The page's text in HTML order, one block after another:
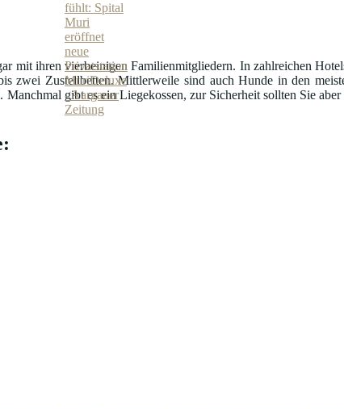
mit ihren vierbeinigen Familienmitgliedern. In zahlreichen
zwei Zustellbetten. Mittlerweile sind auch Hunde in den
gibt es ein Liegekossen, zur Sicherheit sollten Sie